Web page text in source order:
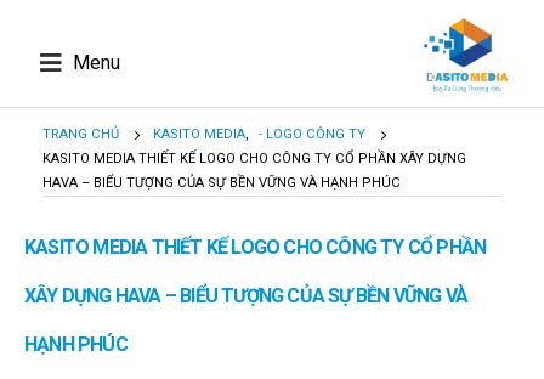
Menu
TRANG CHỦ KASITO MEDIA,
- LOGO CÔNG TY
KASITO MEDIA THIẾT KẾ LOGO CHO CÔNG TY CỔ PHẦN XÂY DỰNG
HAVA – BIỂU TƯỢNG CỦA SỰ BỀN VỮNG VÀ HẠNH PHÚC
KASITO MEDIA THIẾT KẾ LOGO CHO CÔNG TY CỔ PHẦN
XÂY DỰNG HAVA – BIỂU TƯỢNG CỦA SỰ BỀN VỮNG VÀ
HẠNH PHÚC